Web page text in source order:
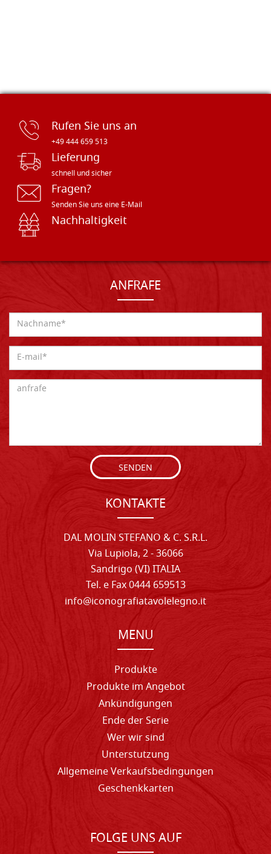
Rufen Sie uns an
+49 444 659 513
Lieferung
schnell und sicher
Fragen?
Senden Sie uns eine E-Mail
Nachhaltigkeit
ANFRAFE
SENDEN
KONTAKTE
DAL MOLIN STEFANO & C. S.R.L.
Via Lupiola, 2 - 36066
Sandrigo (VI) ITALIA
Tel. e Fax 0444 659513
info@iconografiatavolelegno.it
MENU
Produkte
Produkte im Angebot
Ankündigungen
Ende der Serie
Wer wir sind
Unterstutzung
Allgemeine Verkaufsbedingungen
Geschenkkarten
FOLGE UNS AUF